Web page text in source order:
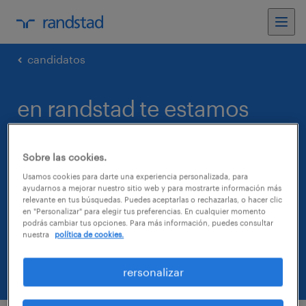
candidatos
en randstad te estamos
Estamos en búsqueda de Analistas de
Reclamo, con experiencia en el área, para
trabajar para importante empresa
financiera. Si estás disponible, llena el
formulario con tus datos!
Sobre las cookies.
Usamos cookies para darte una experiencia personalizada, para
ayudarnos a mejorar nuestro sitio web y para mostrarte información más
relevante en tus búsquedas. Puedes aceptarlas o rechazarlas, o hacer clic
en "Personalizar" para elegir tus preferencias. En cualquier momento
podrás cambiar tus opciones. Para más información, puedes consultar
nuestra
política de cookies.
rersonalizar